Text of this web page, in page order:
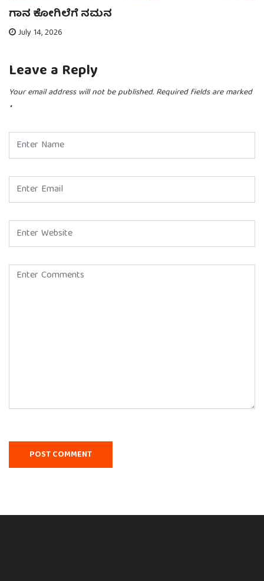
ಗಾನ ಕೋಗಿಲೆಗೆ ನಮನ
July 14, 2026
Leave a Reply
Your email address will not be published. Required fields are marked
*